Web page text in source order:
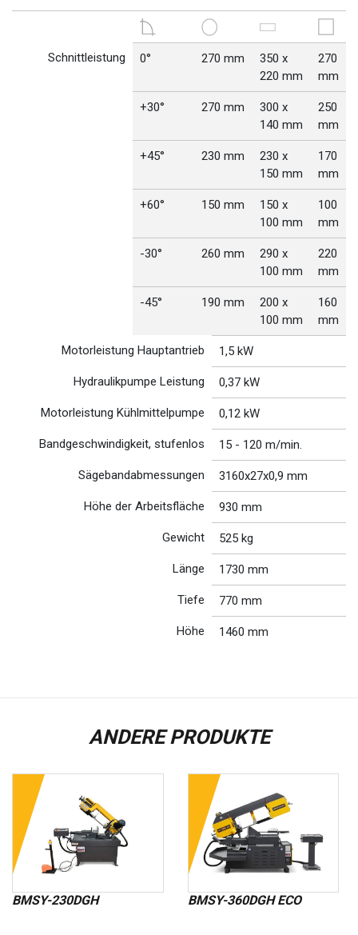
Schnittleistung 0° 270 mm
350 x
220 mm
270
mm
+30° 270 mm
300 x
140 mm
250
mm
+45° 230 mm
230 x
150 mm
170
mm
+60° 150 mm
150 x
100 mm
100
mm
-30° 260 mm
290 x
100 mm
220
mm
-45° 190 mm
200 x
100 mm
160
mm
Motorleistung Hauptantrieb 1,5 kW
Hydraulikpumpe Leistung 0,37 kW
Motorleistung Kühlmittelpumpe 0,12 kW
Bandgeschwindigkeit, stufenlos 15 - 120 m/min.
Sägebandabmessungen 3160x27x0,9 mm
Höhe der Arbeitsfläche 930 mm
Gewicht 525 kg
Länge 1730 mm
Tiefe 770 mm
Höhe 1460 mm
ANDERE PRODUKTE
BMSY-230DGH BMSY-360DGH ECO